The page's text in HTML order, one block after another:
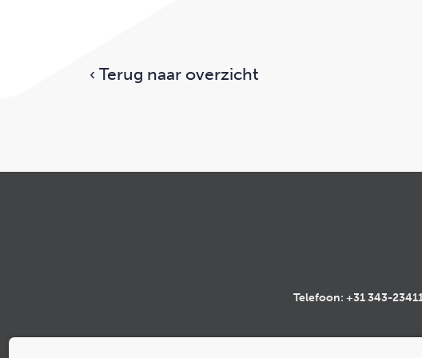
‹ Terug naar overzicht
Telefoon: +31 343-